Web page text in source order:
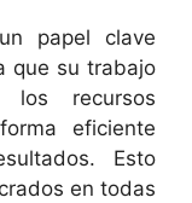
papel clave
que su trabajo
los recursos
eficiente
Esto
en todas